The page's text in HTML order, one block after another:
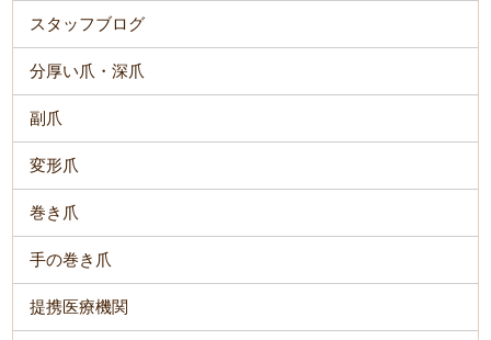
スタッフブログ
分厚い爪・深爪
副爪
変形爪
巻き爪
手の巻き爪
提携医療機関